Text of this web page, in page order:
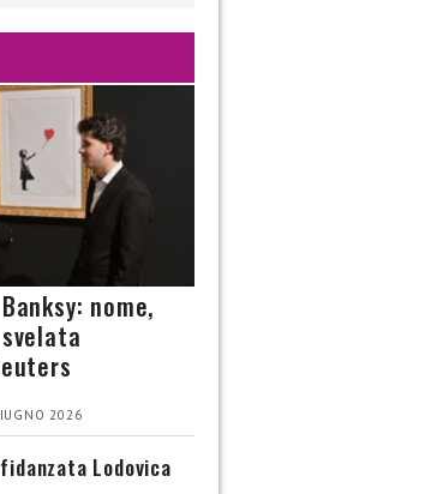
nome,
2026
Lodovica